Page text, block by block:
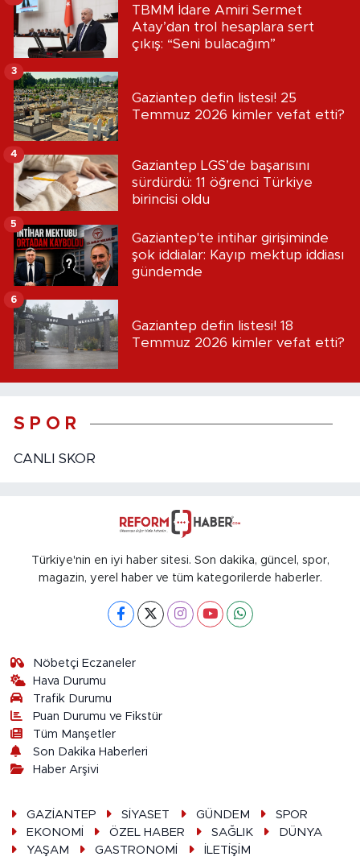
TBMM İdare Amiri Sermet
Atay’dan trol hesaplara sert
çıkış: “Seni bulacağım”
Gaziantep defin listesi! 25
Temmuz 2026 kimler vefat etti?
3
Gaziantep LGS’de başarısını
sürdürdü: 11 öğrenci Türkiye
birincisi oldu
4
Gaziantep'te intihar girişiminde
şok iddialar: Kayıp mektup iddiası
gündemde
5
Gaziantep defin listesi! 18
Temmuz 2026 kimler vefat etti?
6
S P O R
CANLI SKOR
Türkiye'nin en iyi haber sitesi. Son dakika, güncel, spor,
magazin, yerel haber ve tüm kategorilerde haberler.
Nöbetçi Eczaneler
Hava Durumu
Trafik Durumu
Puan Durumu ve Fikstür
Tüm Manşetler
Son Dakika Haberleri
Haber Arşivi
GAZİANTEP SİYASET GÜNDEM
SPOR
EKONOMİ
ÖZEL HABER SAĞLIK
DÜNYA
YAŞAM
GASTRONOMİ İLETİŞİM